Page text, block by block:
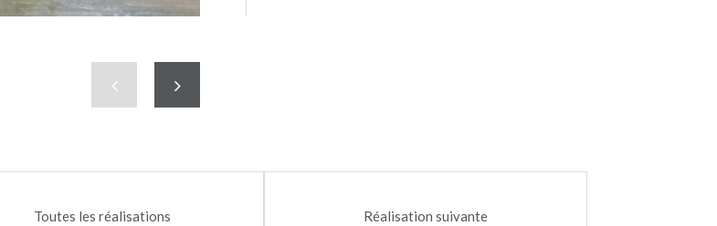
PrécédentSuivant
Toutes les réalisations Réalisation suivante